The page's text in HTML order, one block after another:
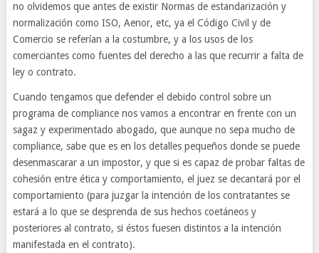
no olvidemos que antes de existir Normas de estandarización y
normalización como ISO, Aenor, etc, ya el Código Civil y de
Comercio se referían a la costumbre, y a los usos de los
comerciantes como fuentes del derecho a las que recurrir a falta de
ley o contrato.
Cuando tengamos que defender el debido control sobre un
programa de compliance nos vamos a encontrar en frente con un
sagaz y experimentado abogado, que aunque no sepa mucho de
compliance, sabe que es en los detalles pequeños donde se puede
desenmascarar a un impostor, y que si es capaz de probar faltas de
cohesión entre ética y comportamiento, el juez se decantará por el
comportamiento (para juzgar la intención de los contratantes se
estará a lo que se desprenda de sus hechos coetáneos y
posteriores al contrato, si éstos fuesen distintos a la intención
manifestada en el contrato).